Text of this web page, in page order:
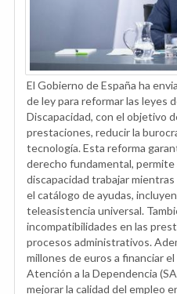
El Gobierno de España ha
de ley para reformar las leyes
Discapacidad, con el objetivo
prestaciones, reducir la
tecnología. Esta reforma
derecho fundamental, permite
discapacidad trabajar
el catálogo de ayudas,
teleasistencia universal.
incompatibilidades en las
procesos administrativos.
millones de euros a financiar
Atención a la Dependencia
mejorar la calidad del empleo